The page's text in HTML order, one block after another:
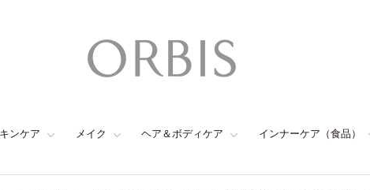
ンケア メイク ヘア＆ボディケア インナーケア（食品）